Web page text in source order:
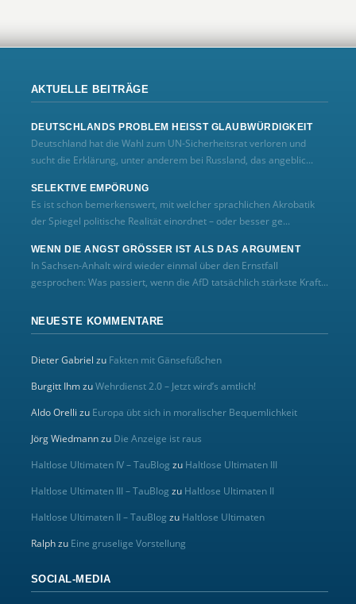
AKTUELLE BEITRÄGE
DEUTSCHLANDS PROBLEM HEISST GLAUBWÜRDIGKEIT
Deutschland hat die Wahl zum UN‑Sicherheitsrat verloren und
sucht die Erklärung, unter anderem bei Russland, das angeblic...
SELEKTIVE EMPÖRUNG
Es ist schon bemerkenswert, mit welcher sprachlichen Akrobatik
der Spiegel politische Realität einordnet – oder besser ge...
WENN DIE ANGST GRÖSSER IST ALS DAS ARGUMENT
In Sachsen-Anhalt wird wieder einmal über den Ernstfall
gesprochen: Was passiert, wenn die AfD tatsächlich stärkste Kraft...
NEUESTE KOMMENTARE
Dieter Gabriel zu Fakten mit Gänsefüßchen
Burgitt IhmzuWehrdienst 2.0 – Jetzt wird’s amtlich!
Aldo Orelli zu Europa übt sich in moralischer Bequemlichkeit
Jörg Wiedmannzu Die Anzeige ist raus
Haltlose Ultimaten IV – TauBlog zu Haltlose Ultimaten III
Haltlose Ultimaten III – TauBlog zu Haltlose Ultimaten II
Haltlose Ultimaten II – TauBlog zu Haltlose Ultimaten
Ralphzu Eine gruselige Vorstellung
SOCIAL-MEDIA